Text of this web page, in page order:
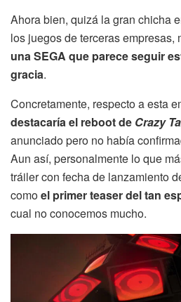
Ahora bien, quizá la gran chicha
los juegos de terceras empresas,
una SEGA que parece seguir
gracia.
Concretamente, respecto a esta
destacaría el reboot de Crazy
anunciado pero no había
Aun así, personalmente lo que
tráiler con fecha de lanzamiento
comoel primer teaser del tan
cual no conocemos mucho.